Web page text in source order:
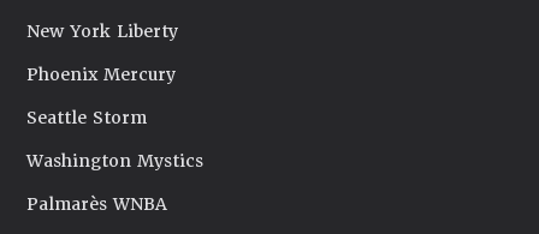
New York Liberty
Phoenix Mercury
Seattle Storm
Washington Mystics
Palmarès WNBA